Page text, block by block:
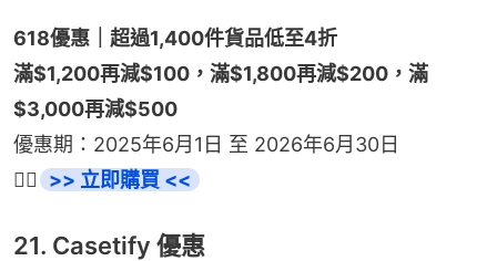
618優惠｜超過1,400件貨品低至4折
滿$1,200再減$100，滿$1,800再減$200，滿
$3,000再減$500
優惠期：2025年6月1日 至 2026年6月30日
👉🏻
>> 立即購買 <<
21. Casetify 優惠